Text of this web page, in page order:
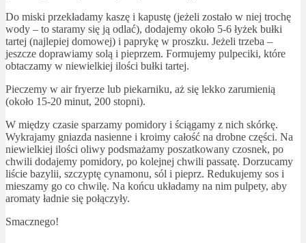
Do miski przekładamy kaszę i kapustę (jeżeli zostało w niej trochę
wody – to staramy się ją odlać), dodajemy około 5-6 łyżek bułki
tartej (najlepiej domowej) i paprykę w proszku. Jeżeli trzeba –
jeszcze doprawiamy solą i pieprzem. Formujemy pulpeciki, które
obtaczamy w niewielkiej ilości bułki tartej.
Pieczemy w air fryerze lub piekarniku, aż się lekko zarumienią
(około 15-20 minut, 200 stopni).
W między czasie sparzamy pomidory i ściągamy z nich skórkę.
Wykrajamy gniazda nasienne i kroimy całość na drobne części. Na
niewielkiej ilości oliwy podsmażamy poszatkowany czosnek, po
chwili dodajemy pomidory, po kolejnej chwili passatę. Dorzucamy
liście bazylii, szczyptę cynamonu, sól i pieprz. Redukujemy sos i
mieszamy go co chwilę. Na końcu układamy na nim pulpety, aby
aromaty ładnie się połączyły.
Smacznego!